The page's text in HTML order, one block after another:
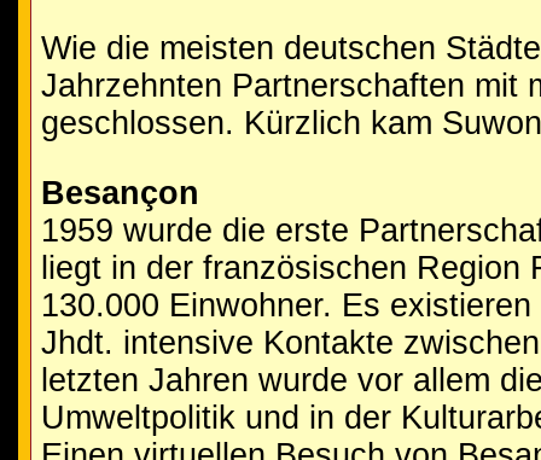
Wie die meisten deutschen
Jahrzehnten Partnerschaften mit
geschlossen. Kürzlich kam
Besançon
1959 wurde die erste
liegt in der französischen Region
130.000 Einwohner. Es
Jhdt. intensive Kontakte
letzten Jahren wurde vor allem
Umweltpolitik und in der